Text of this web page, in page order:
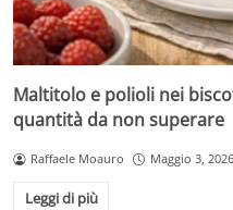
Maltitolo e polioli nei
quantità da non superare
Raffaele Moauro Maggio 3, 2026
Leggi di più